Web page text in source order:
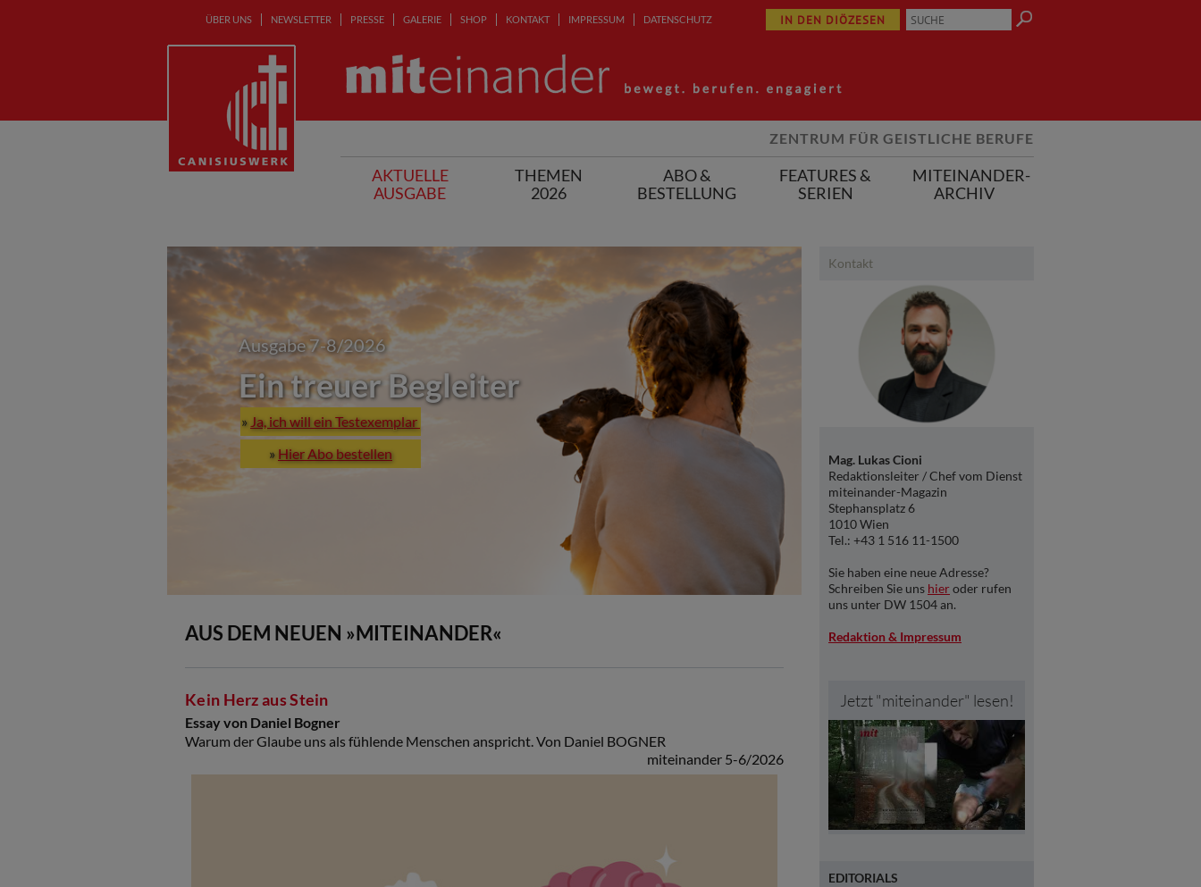
IN DEN DIÖZESEN
ÜBER UNS NEWSLETTER PRESSE GALERIE SHOP KONTAKT IMPRESSUM DATENSCHUTZ
ZENTRUM FÜR GEISTLICHE BERUFE
AKTUELLE
AUSGABE
THEMEN
2026
ABO &
BESTELLUNG
FEATURES &
SERIEN
MITEINANDER-
ARCHIV
Ausgabe 7-8/2026
Ein treuer Begleiter
» Ja, ich will ein Testexemplar
» Hier Abo bestellen
Kontakt
Mag. Lukas Cioni
Redaktionsleiter / Chef vom Dienst
miteinander-Magazin
Stephansplatz 6
1010 Wien
Tel.: +43 1 516 11-1500
Sie haben eine neue Adresse?
Schreiben Sie uns hier oder rufen
uns unter DW 1504 an.
Redaktion & Impressum
Jetzt "miteinander" lesen!
EDITORIALS
AUS DEM NEUEN »MITEINANDER«
Kein Herz aus Stein
Essay von Daniel Bogner
Warum der Glaube uns als fühlende Menschen anspricht. Von Daniel BOGNER
miteinander 5-6/2026